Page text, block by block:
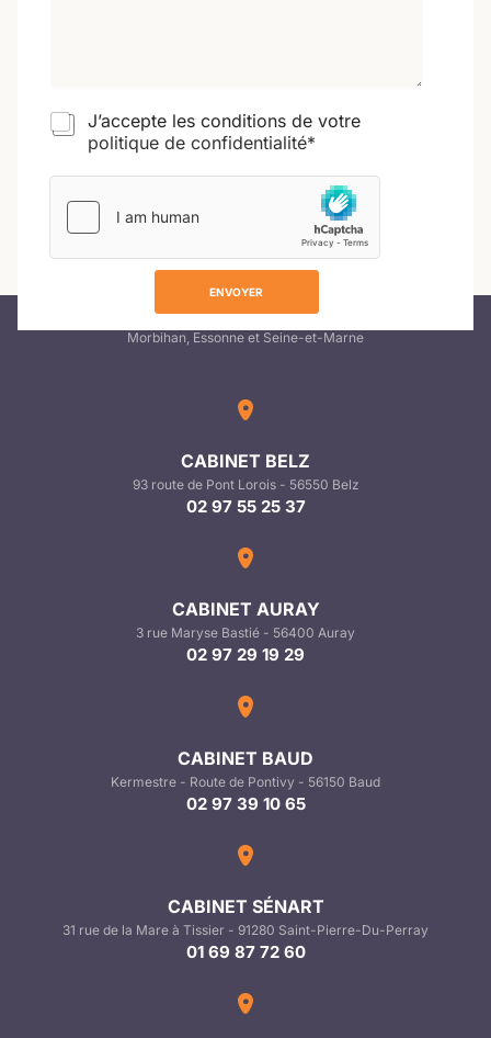
*
J’accepte les conditions de votre
politique de confidentialité*
ENVOYER
Audicer Conseil est le Cabinet d'Expertise-comptable des Entreprises en
Morbihan, Essonne et Seine-et-Marne
CABINET BELZ
93 route de Pont Lorois - 56550 Belz
02 97 55 25 37
CABINET AURAY
3 rue Maryse Bastié - 56400 Auray
02 97 29 19 29
CABINET BAUD
Kermestre - Route de Pontivy - 56150 Baud
02 97 39 10 65
CABINET SÉNART
31 rue de la Mare à Tissier - 91280 Saint-Pierre-Du-Perray
01 69 87 72 60